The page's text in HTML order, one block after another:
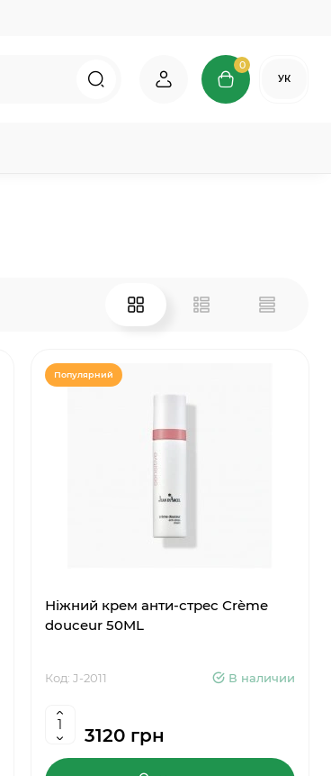
0
УК
Популярний
Ніжний крем анти-стрес Сrème
douceur 50ML
Код: J-2011 В наличии
3120 грн